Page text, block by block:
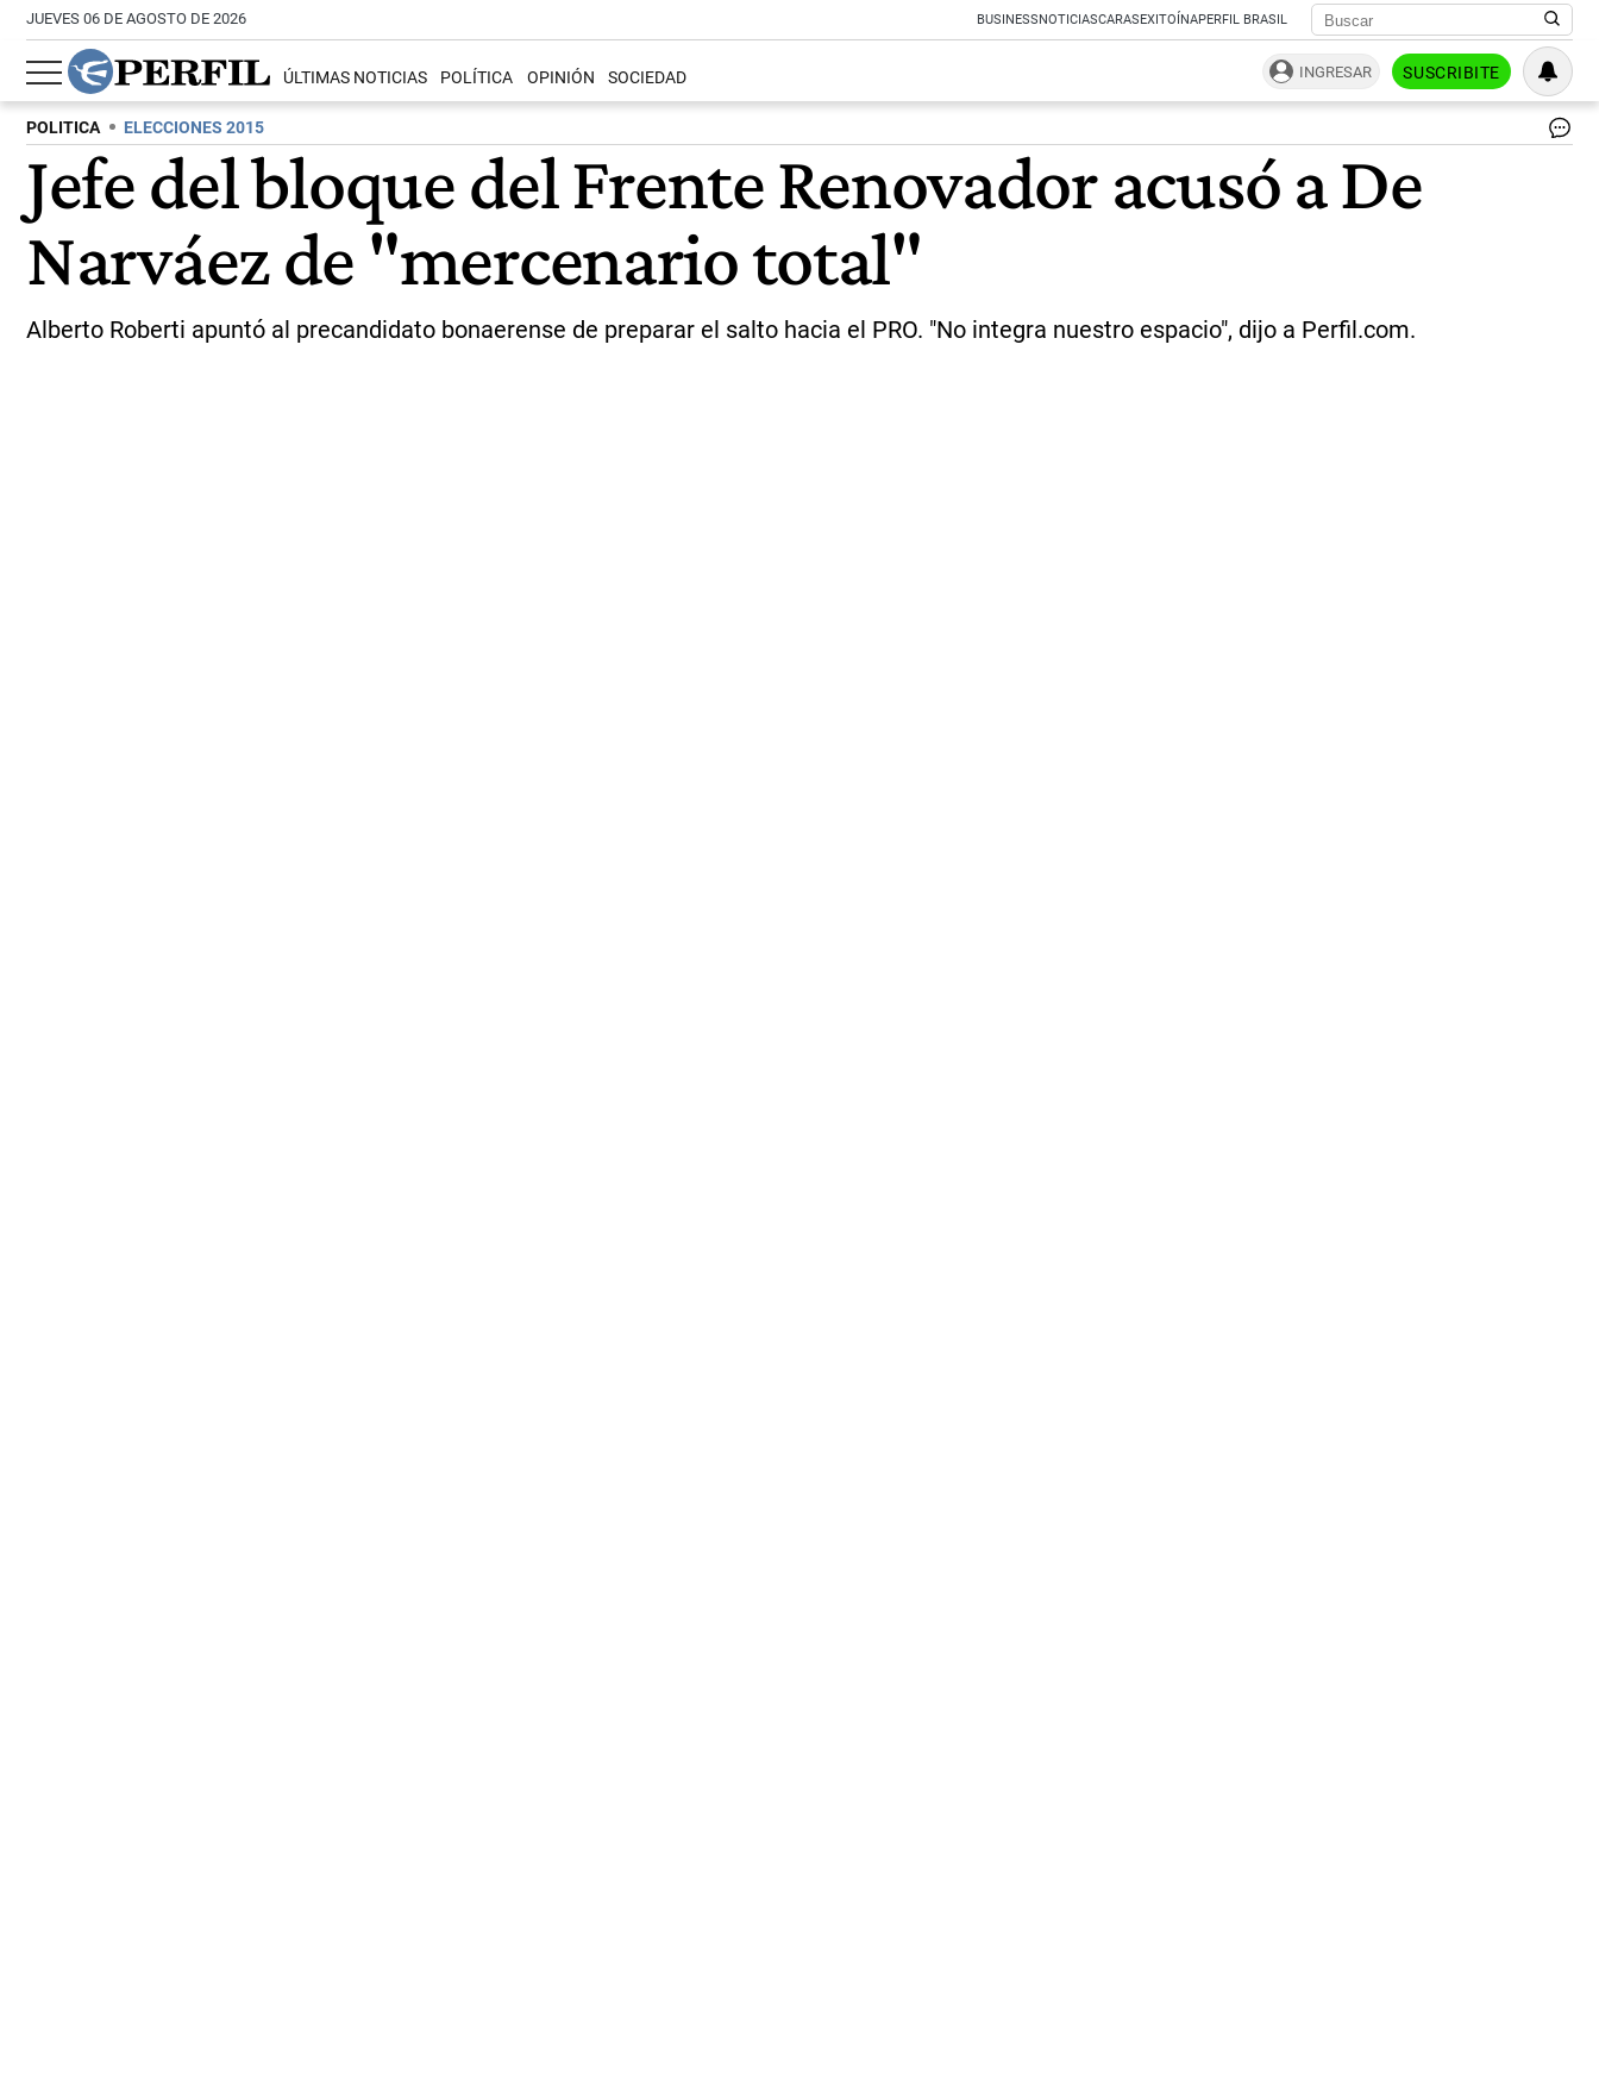
JUEVES 06 DE AGOSTO DE 2026 BUSINESSNOTICIASCARASEXITOÍNAPERFIL BRASIL
ÚLTIMAS NOTICIAS POLÍTICA OPINIÓN SOCIEDAD INGRESAR SUSCRIBITE
POLITICA ELECCIONES 2015
Jefe del bloque del Frente Renovador acusó a De
Narváez de "mercenario total"
Alberto Roberti apuntó al precandidato bonaerense de preparar el salto hacia el PRO. "No integra nuestro espacio", dijo a Perfil.com.